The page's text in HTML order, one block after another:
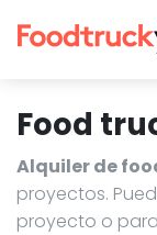
Food
Alquiler de
proyectos.
proyecto o